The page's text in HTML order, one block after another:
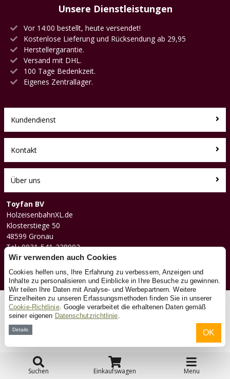
Suchen Einkaufswagen Menu
Unsere Dienstleistungen
Vor 14:00 bestellt, heute versendet!
Kostenlose Lieferung und Rücksendung ab 29,95
Herstellergarantie.
Versand mit DHL.
100 Tage Bedenkzeit.
Eigenes Zentrallager.
Kundendienst
Kontakt
Über uns
Toyfan BV
HolzeisenbahnXL.de
Klosterstiege 50
48599 Gronau
Tel.: 0031-541-228002
Facebook
Instagram
© 2026 Toyfan BV
Allgemeine Geschäftsbedingungen
Haftungsausschluss
Wir verwenden auch Cookies
Cookies helfen uns, Ihre Erfahrung zu verbessern, Anzeigen und
Inhalte zu personalisieren und Einblicke in Ihre Besuche zu gewinnen.
Wir teilen Ihre Daten mit Analyse- und Werbepartnern. Weitere
Einzelheiten zu unseren Erfassungsmethoden finden Sie in unserer
Cookie-Richtlinie. Google verarbeitet die erhaltenen Daten gemäß
seiner eigenen Datenschutzrichtlinie
Details OK